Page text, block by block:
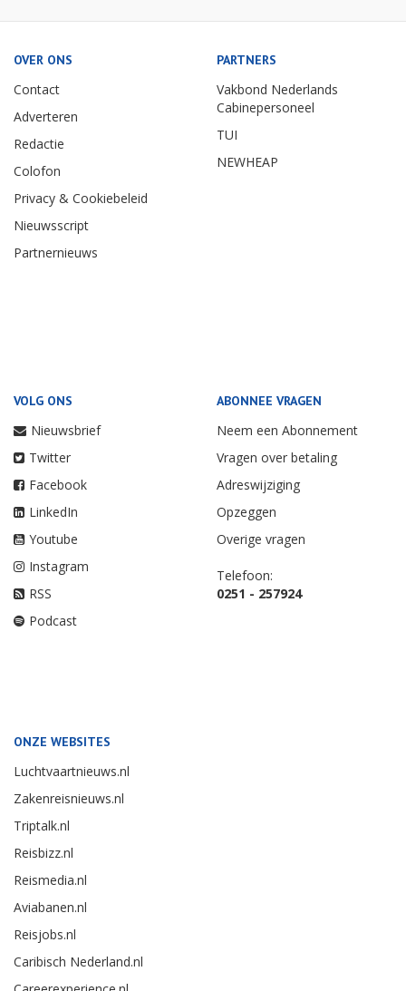
OVER ONS
Contact
Adverteren
Redactie
Colofon
Privacy & Cookiebeleid
Nieuwsscript
Partnernieuws
PARTNERS
Vakbond Nederlands
Cabinepersoneel
TUI
NEWHEAP
VOLG ONS
Nieuwsbrief
Twitter
Facebook
LinkedIn
Youtube
Instagram
RSS
Podcast
ABONNEE VRAGEN
Neem een Abonnement
Vragen over betaling
Adreswijziging
Opzeggen
Overige vragen
Telefoon:
0251 - 257924
ONZE WEBSITES
Luchtvaartnieuws.nl
Zakenreisnieuws.nl
Triptalk.nl
Reisbizz.nl
Reismedia.nl
Aviabanen.nl
Reisjobs.nl
Caribisch Nederland.nl